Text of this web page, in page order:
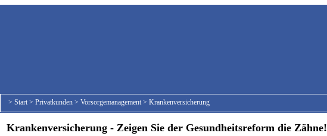
> Start > Privatkunden > Vorsorgemanagement > Krankenversicherung
Krankenversicherung - Zeigen Sie der Gesundheitsreform die Zähne!